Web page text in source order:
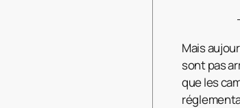
Mais
sont pas
que les